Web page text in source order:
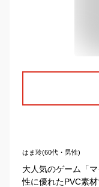
はま玲(60代・男性)
大人気のゲーム「
性に優れたPVC素